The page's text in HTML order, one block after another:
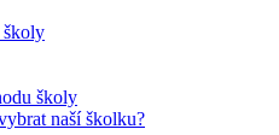
školy
školy
naší školku?